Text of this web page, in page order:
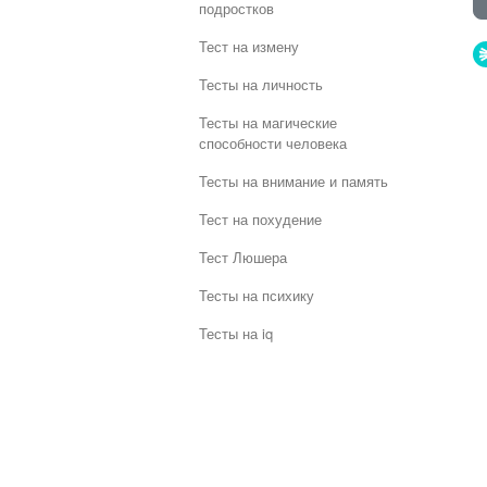
подростков
Тест на измену
Тесты на личность
Тесты на магические
способности человека
Тесты на внимание и память
Тест на похудение
Тест Люшера
Тесты на психику
Тесты на iq